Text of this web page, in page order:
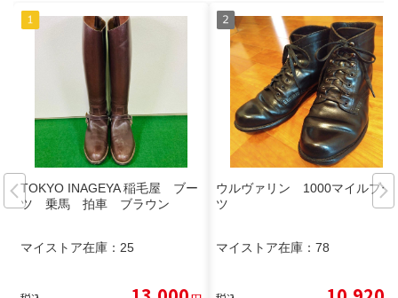
TOKYO INAGEYA 稲毛屋 ブー
ツ 乗馬 拍車 ブラウン
マイストア在庫： 25
ウルヴァリン 1000マイルブー
ツ
マイストア在庫： 78